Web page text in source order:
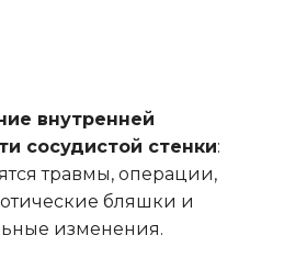
внутренней
сосудистой стенки:
травмы, операции,
бляшки и
изменения.